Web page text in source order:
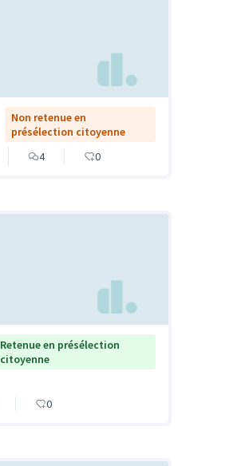
Non retenue en
présélection citoyenne
4 0
Retenue en présélection
citoyenne
0